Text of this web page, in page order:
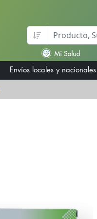
Envíos locales y